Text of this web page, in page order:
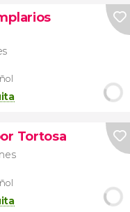
Tortosa